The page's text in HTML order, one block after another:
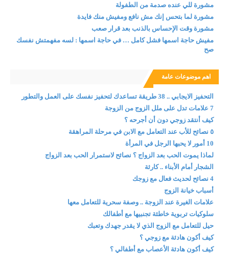
مشورة للي عنده صدمة من الطفولة
مشورة لما بتحس إنك مش نافع ومفيش منك فايدة
مشورة وقت الإحساس بالذنب بعد قرار صعب
مفيش حاجة اسمها فشل كامل … في حاجة اسمها : لسه مفهمتش نفسك
صح
اهم موضوعات عامة
التحفيز الايجابي .. 38 طريقة تساعدك لتحفيز نفسك على العمل والتطور
7 علامات تدل على ملل الزوج من الزوجة
كيف أنتقد زوجي دون أن أجرحه ؟
٥ نصائح للأب عند التعامل مع الابن في مرحلة المراهقة
10 أمور لا يحبها الرجل في المرأة
لماذا يموت الحب بعد الزواج ؟ نصائح لاستمرار الحب بعد الزواج
الشجار أمام الأبناء .. كارثة
4 نصائح لحديث فعال مع زوجك
أسباب خيانة الزوج
علامات الغيرة عند الزوجة .. وصفة سحرية للتعامل معها
سلوكيات تربوية خاطئة تجنبيها مع أطفالك
حيل للتعامل مع الزوج الذي لا يقدر جهدك وتعبك
كيف أكون هادئة مع زوجي ؟
كيف أكون هادئة الأعصاب مع أطفالي ؟